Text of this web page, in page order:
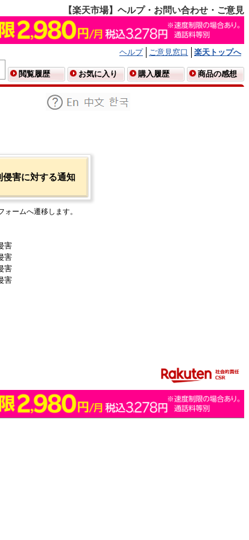
【楽天市場】ヘルプ・お問い合わせ・ご意見
ヘルプ ご意見窓口
楽天トップへ
閲覧履歴 お気に入り 購入履歴 商品の感想
侵害に対する通知
ォームへ遷移します。
害
害
害
害